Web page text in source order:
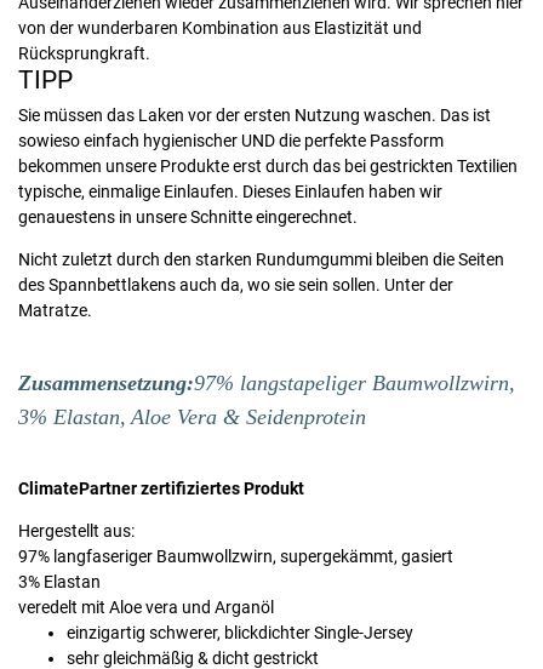
von der wunderbaren Kombination aus Elastizität und
Rücksprungkraft.
TIPP
Sie müssen das Laken vor der ersten Nutzung waschen. Das ist
sowieso einfach hygienischer UND die perfekte Passform
bekommen unsere Produkte erst durch das bei gestrickten Textilien
typische, einmalige Einlaufen. Dieses Einlaufen haben wir
genauestens in unsere Schnitte eingerechnet.
Nicht zuletzt durch den starken Rundumgummi bleiben die Seiten
des Spannbettlakens auch da, wo sie sein sollen. Unter der
Matratze.
Zusammensetzung:97% langstapeliger Baumwollzwirn,
3% Elastan, Aloe Vera & Seidenprotein
ClimatePartner zertifiziertes Produkt
Hergestellt aus:
97% langfaseriger Baumwollzwirn, supergekämmt, gasiert
3% Elastan
veredelt mit Aloe vera und Arganöl
einzigartig schwerer, blickdichter Single-Jersey
sehr gleichmäßig & dicht gestrickt